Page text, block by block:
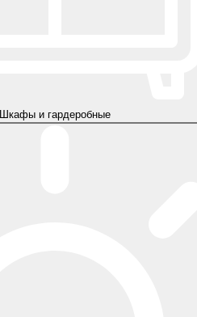
Шкафы и гардеробные